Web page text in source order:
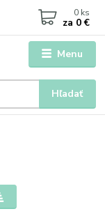
Menu
Hľadať
0 ks
za 0 €